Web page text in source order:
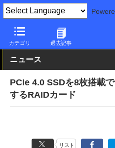
カテゴリ 過去記事
PC Watch 半導体/周辺機器
ニュース
PCIe 4.0 SSDを8枚搭載
するRAIDカード
リスト